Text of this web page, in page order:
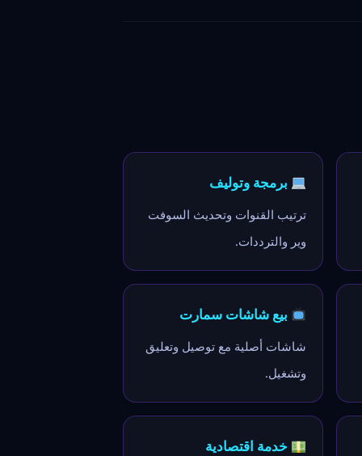
برمجة وتوليف
ترتيب القنوات وتحديث السوفت
وير والترددات.
بيع شاشات سمارت
شاشات أصلية مع توصيل وتعليق
وتشغيل.
خدمة اقتصادية